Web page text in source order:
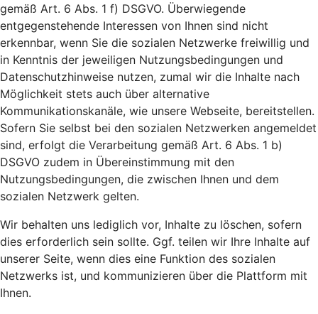
gemäß Art. 6 Abs. 1 f) DSGVO. Überwiegende
entgegenstehende Interessen von Ihnen sind nicht
erkennbar, wenn Sie die sozialen Netzwerke freiwillig und
in Kenntnis der jeweiligen Nutzungsbedingungen und
Datenschutzhinweise nutzen, zumal wir die Inhalte nach
Möglichkeit stets auch über alternative
Kommunikationskanäle, wie unsere Webseite, bereitstellen.
Sofern Sie selbst bei den sozialen Netzwerken angemeldet
sind, erfolgt die Verarbeitung gemäß Art. 6 Abs. 1 b)
DSGVO zudem in Übereinstimmung mit den
Nutzungsbedingungen, die zwischen Ihnen und dem
sozialen Netzwerk gelten.
Wir behalten uns lediglich vor, Inhalte zu löschen, sofern
dies erforderlich sein sollte. Ggf. teilen wir Ihre Inhalte auf
unserer Seite, wenn dies eine Funktion des sozialen
Netzwerks ist, und kommunizieren über die Plattform mit
Ihnen.